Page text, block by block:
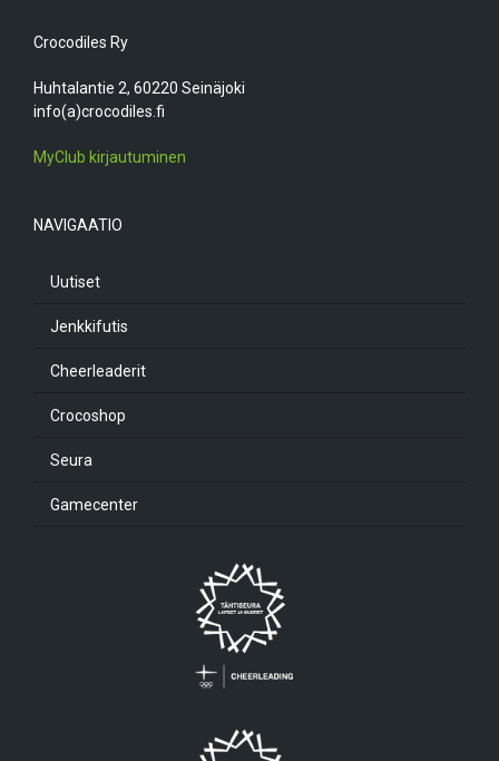
Crocodiles Ry
Huhtalantie 2, 60220 Seinäjoki
info(a)crocodiles.fi
MyClub kirjautuminen
NAVIGAATIO
Uutiset
Jenkkifutis
Cheerleaderit
Crocoshop
Seura
Gamecenter